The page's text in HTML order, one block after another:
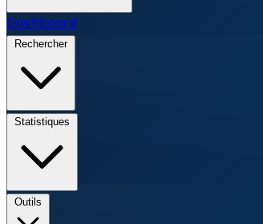
Dashboard
Rechercher
Statistiques
Outils